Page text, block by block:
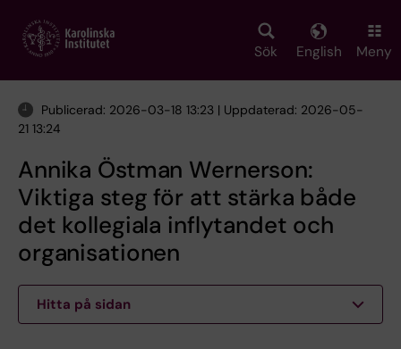
main
Sök English Meny
Publicerad: 2026-03-18 13:23 | Uppdaterad: 2026-05-
21 13:24
Annika Östman Wernerson:
Viktiga steg för att stärka både
det kollegiala inflytandet och
organisationen
Hitta på sidan